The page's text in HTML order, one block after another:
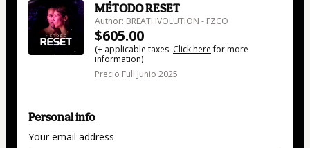
MÉTODO RESET
Author: BREATHVOLUTION - FZCO
$605.00
(+ applicable taxes. Click herefor more
information)
Precio Full Junio 2025
Personal info
Your email address